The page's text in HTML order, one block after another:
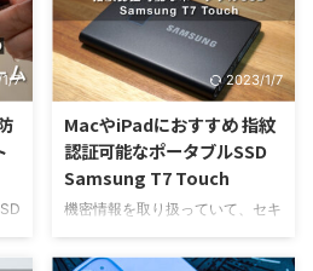
7
か
2023/1/7
MacやiPadにおすすめ 指紋
認証可能なポータブルSSD
Samsung T7 Touch
機密情報を取り扱っていて、セキ
SSDを探しているけど、色々なメ